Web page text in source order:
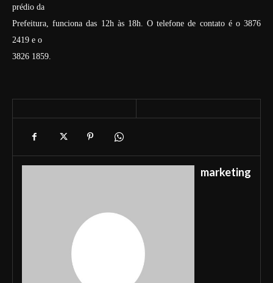
prédio da
Prefeitura, funciona das 12h às 18h. O telefone de contato é o 3876
2419 e o
3826 1859.
marketing